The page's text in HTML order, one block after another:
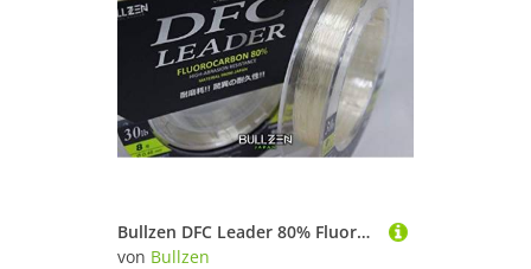
Bullzen DFC Leader 80% Fluorocarbon Raubfisch Vorfach (10lbs/0,25mm/4,9kg)
von Bullzen